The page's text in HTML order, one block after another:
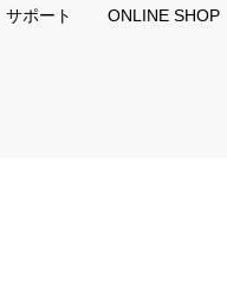
サポート ONLINE SHOP